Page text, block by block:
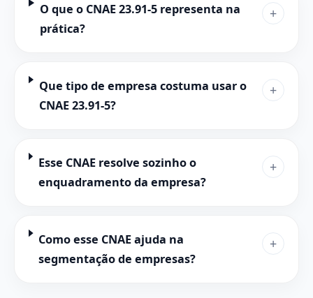
O que o CNAE 23.91-5 representa na
prática?
+
Que tipo de empresa costuma usar o
CNAE 23.91-5?
+
Esse CNAE resolve sozinho o
enquadramento da empresa?
+
Como esse CNAE ajuda na
segmentação de empresas?
+